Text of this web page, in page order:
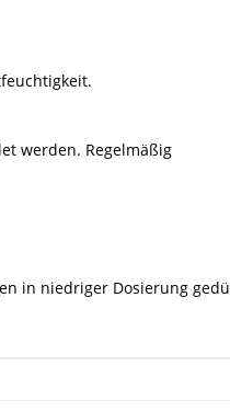
werden. Regelmäßig
in niedriger Dosierung